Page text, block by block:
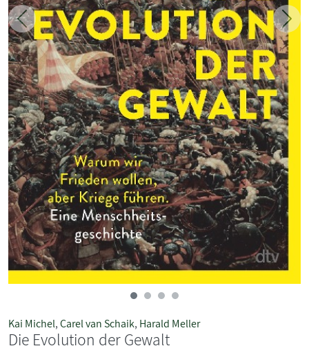
Zurück
Kai Michel,Carel van Schaik, Harald Meller
Die Evolution der Gewalt